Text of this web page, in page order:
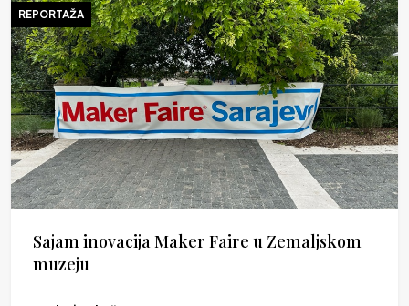
REPORTAŽA
Sajam inovacija Maker Faire u Zemaljskom
muzeju